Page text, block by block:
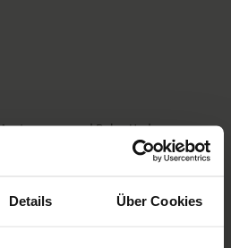
Details Über Cookies
und Ruhe. Und